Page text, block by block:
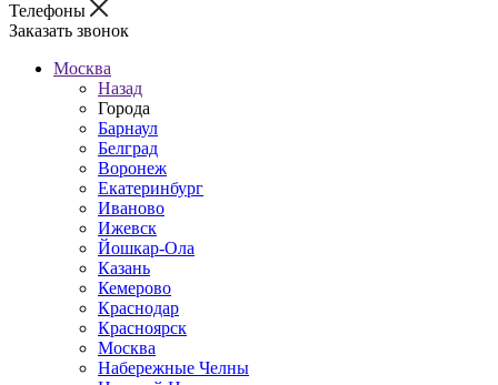
Телефоны
Заказать звонок
Москва
Назад
Города
Барнаул
Белград
Воронеж
Екатеринбург
Иваново
Ижевск
Йошкар-Ола
Казань
Кемерово
Краснодар
Красноярск
Москва
Набережные Челны